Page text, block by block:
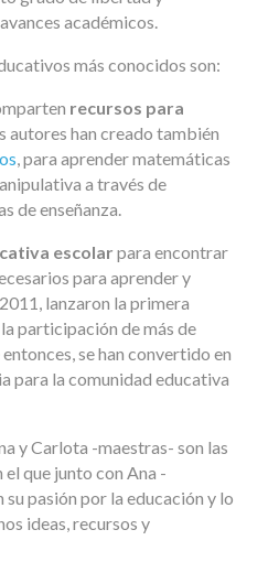
académicos.
más conocidos son:
recursos para
autores han creado también
, para aprender matemáticas
a través de
de enseñanza.
escolar para encontrar
para aprender y
lanzaron la primera
participación de más de
se han convertido en
para la comunidad educativa
y Carlota -maestras- son las
que junto con Ana -
pasión por la educación y lo
ideas, recursos y